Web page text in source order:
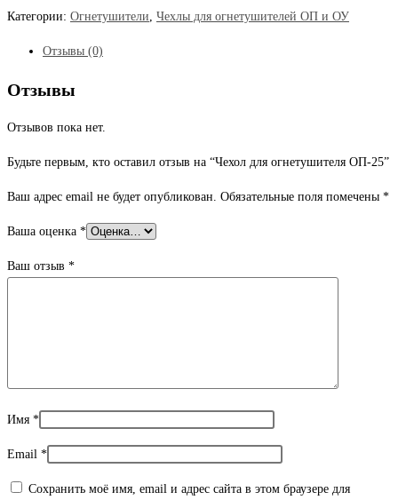
Категории: Огнетушители Чехлы для огнетушителей ОП и ОУ
Отзывы (0)
Отзывы
Отзывов пока нет.
Будьте первым, кто оставил отзыв на “Чехол для огнетушителя ОП-25”
Ваш адрес email не будет опубликован. Обязательные поля помечены *
Ваша оценка *
Ваш отзыв *
Имя *
Email *
Сохранить моё имя, email и адрес сайта в этом браузере для